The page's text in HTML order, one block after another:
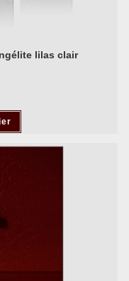
lilas clair